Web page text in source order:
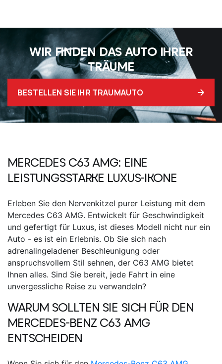
WIR FINDEN DAS AUTO IHRER
TRÄUME
BESTELLEN SIE IHR TRAUMAUTO
MERCEDES C63 AMG: EINE
LEISTUNGSSTARKE LUXUS-IKONE
Erleben Sie den Nervenkitzel purer Leistung mit dem
Mercedes C63 AMG. Entwickelt für Geschwindigkeit
und gefertigt für Luxus, ist dieses Modell nicht nur ein
Auto - es ist ein Erlebnis. Ob Sie sich nach
adrenalingeladener Beschleunigung oder
anspruchsvollem Stil sehnen, der C63 AMG bietet
Ihnen alles. Sind Sie bereit, jede Fahrt in eine
unvergessliche Reise zu verwandeln?
WARUM SOLLTEN SIE SICH FÜR DEN
MERCEDES-BENZ C63 AMG
ENTSCHEIDEN